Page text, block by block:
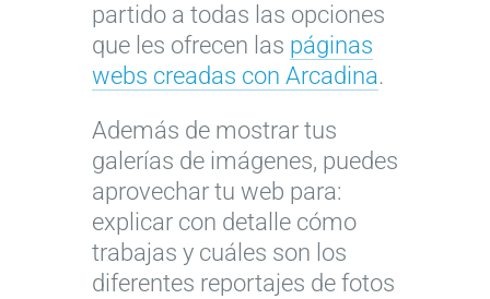
partido a todas las opciones
que les ofrecen las páginas
webs creadas con Arcadina.
Además de mostrar tus
galerías de imágenes, puedes
aprovechar tu web para:
explicar con detalle cómo
trabajas y cuáles son los
diferentes reportajes de fotos